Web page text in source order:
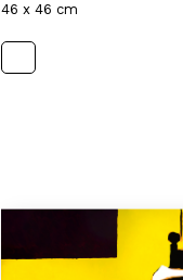
46 x 46 cm